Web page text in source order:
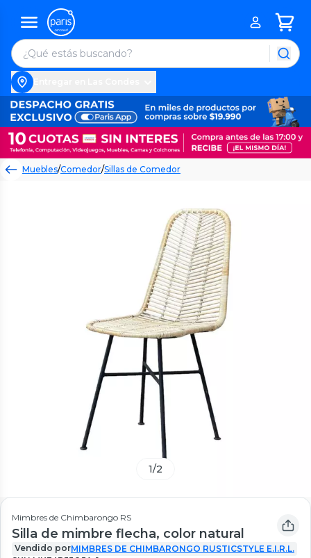
Muebles/Comedor/Sillas de Comedor
1/2
Mimbres de Chimbarongo RS
Silla de mimbre flecha, color natural
Vendido porMIMBRES DE CHIMBARONGO RUSTICSTYLE E.I.R.L.